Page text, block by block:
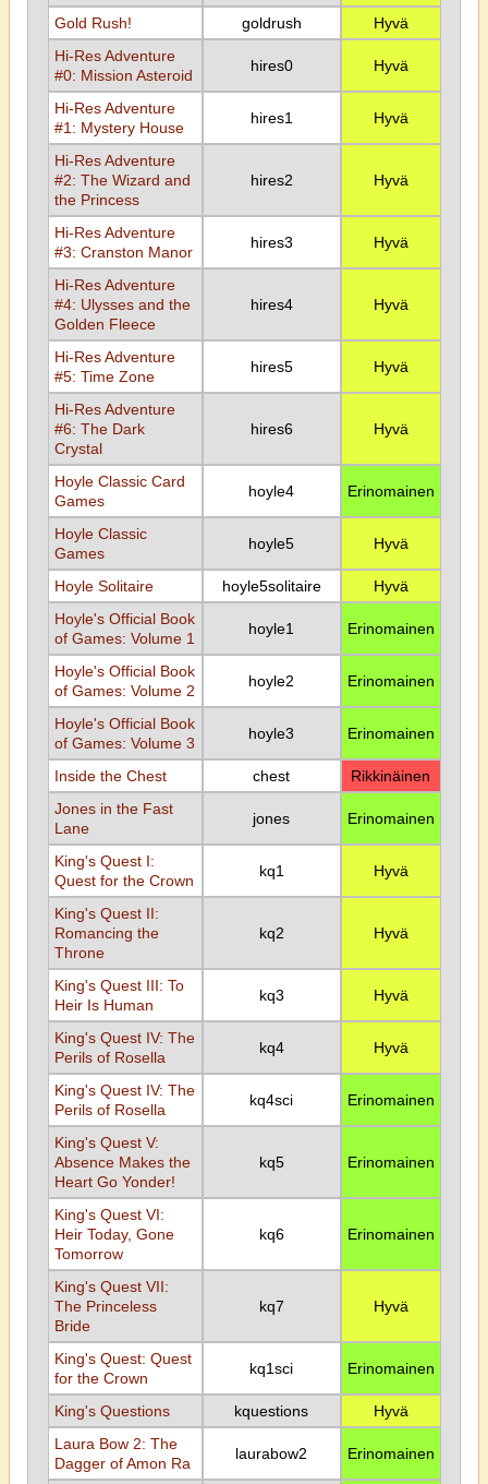
Gold Rush! goldrush
Hyvä
Hi-Res Adventure
#0: Mission Asteroid
hires0 Hyvä
Hi-Res Adventure
#1: Mystery House
hires1 Hyvä
Hi-Res Adventure
#2: The Wizard and
the Princess
hires2 Hyvä
Hi-Res Adventure
#3: Cranston Manor
hires3 Hyvä
Hi-Res Adventure
#4: Ulysses and the
Golden Fleece
hires4 Hyvä
Hi-Res Adventure
#5: Time Zone
hires5 Hyvä
Hi-Res Adventure
#6: The Dark
Crystal
hires6 Hyvä
Hoyle Classic Card
Games
hoyle4 Erinomainen
Hoyle Classic
Games
hoyle5 Hyvä
Hoyle Solitaire hoyle5solitaire
Hyvä
Hoyle's Official Book
of Games: Volume 1
hoyle1 Erinomainen
Hoyle's Official Book
of Games: Volume 2
hoyle2 Erinomainen
Hoyle's Official Book
of Games: Volume 3
hoyle3 Erinomainen
Inside the Chest chest
Rikkinäinen
Jones in the Fast
Lane
jones Erinomainen
King's Quest I:
Quest for the Crown
kq1 Hyvä
King's Quest II:
Romancing the
Throne
kq2 Hyvä
King's Quest III: To
Heir Is Human
kq3 Hyvä
King's Quest IV: The
Perils of Rosella
kq4 Hyvä
King's Quest IV: The
Perils of Rosella
kq4sci Erinomainen
King's Quest V:
Absence Makes the
Heart Go Yonder!
kq5 Erinomainen
King's Quest VI:
Heir Today, Gone
Tomorrow
kq6 Erinomainen
King's Quest VII:
The Princeless
Bride
kq7 Hyvä
King's Quest: Quest
for the Crown
kq1sci Erinomainen
King's Questions kquestions
Hyvä
Laura Bow 2: The
Dagger of Amon Ra
laurabow2 Erinomainen